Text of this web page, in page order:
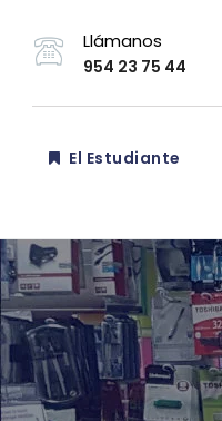
Llámanos
954 23 75 44
El Estudiante